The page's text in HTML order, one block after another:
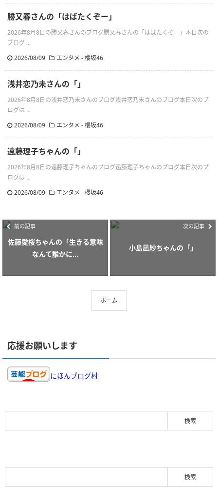
勝又春さんの「はばたくぞー」
2026年8月8日の勝又春さんのブログ勝又春さんの「はばたくぞー」本日次の
ブログ ...
2026/08/09
エンタメ - 櫻坂46
浅井恋乃未さんの「」
2026年8月8日の浅井恋乃未さんのブログ浅井恋乃未さんのブログ本日次のブ
ログは ...
2026/08/09
エンタメ - 櫻坂46
遠藤理子ちゃんの「」
2026年8月8日の遠藤理子ちゃんのブログ遠藤理子ちゃんのブログ本日次のブ
ログは ...
2026/08/09
エンタメ - 櫻坂46
前の記事
佐藤愛桜ちゃんの「生きる意味
なんて誰かに...
次の記事
小島凪紗ちゃんの「」
ホーム
応援お願いします
にほんブログ村